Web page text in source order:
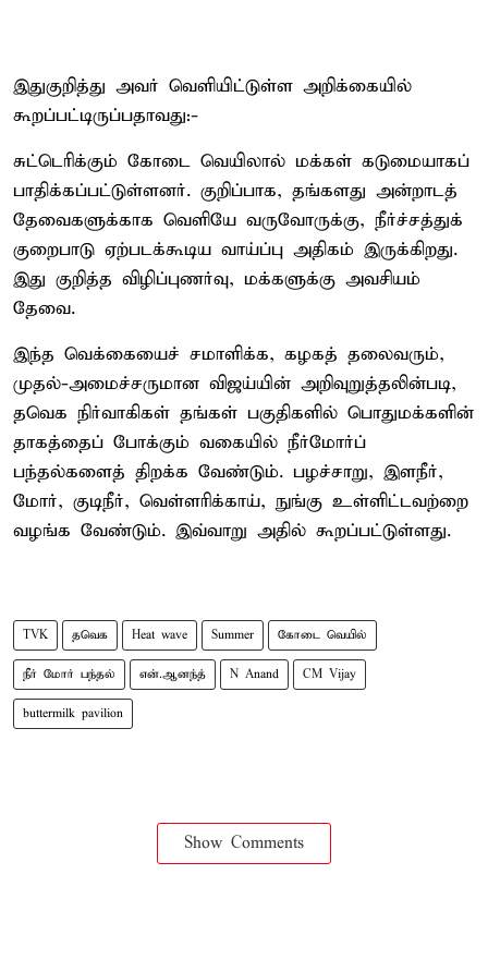
இதுகுறித்து அவர் வெளியிட்டுள்ள அறிக்கையில்
கூறப்பட்டிருப்பதாவது:-
சுட்டெரிக்கும் கோடை வெயிலால் மக்கள் கடுமையாகப்
பாதிக்கப்பட்டுள்ளனர். குறிப்பாக, தங்களது அன்றாடத்
தேவைகளுக்காக வெளியே வருவோருக்கு, நீர்ச்சத்துக்
குறைபாடு ஏற்படக்கூடிய வாய்ப்பு அதிகம் இருக்கிறது.
இது குறித்த விழிப்புணர்வு, மக்களுக்கு அவசியம்
தேவை.
இந்த வெக்கையைச் சமாளிக்க, கழகத் தலைவரும்,
முதல்-அமைச்சருமான விஜய்யின் அறிவுறுத்தலின்படி,
தவெக நிர்வாகிகள் தங்கள் பகுதிகளில் பொதுமக்களின்
தாகத்தைப் போக்கும் வகையில் நீர்மோர்ப்
பந்தல்களைத் திறக்க வேண்டும். பழச்சாறு, இளநீர்,
மோர், குடிநீர், வெள்ளரிக்காய், நுங்கு உள்ளிட்டவற்றை
வழங்க வேண்டும். இவ்வாறு அதில் கூறப்பட்டுள்ளது.
TVK தவெக Heat wave Summer கோடை வெயில்
நீர் மோர் பந்தல் என்.ஆனந்த் N Anand CM Vijay
buttermilk pavilion
Show Comments